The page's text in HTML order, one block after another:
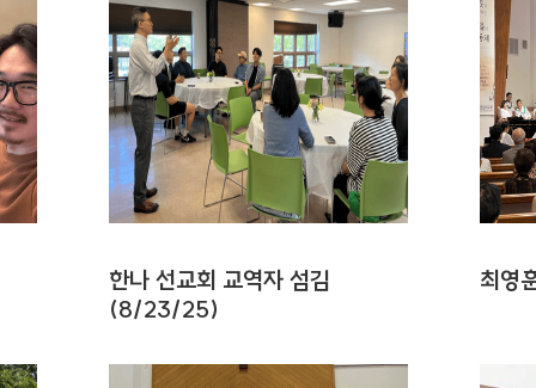
한나 선교회 교역자 섬김
(8/23/25)
최영